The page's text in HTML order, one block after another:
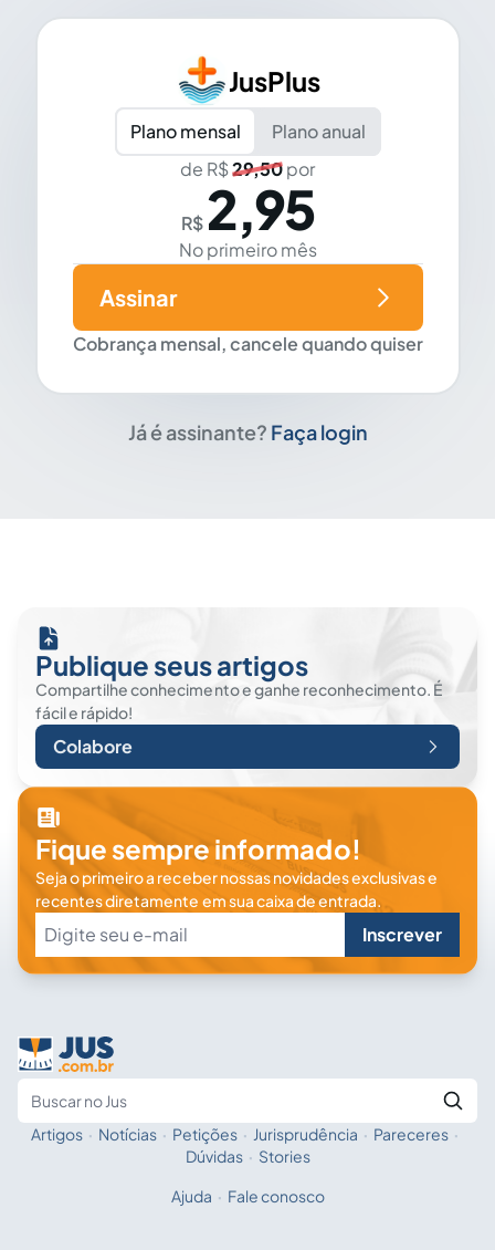
JusPlus
Plano mensal
Plano anual
de R$29,50por
R$ 2,95
No primeiro mês
Cobrança mensal, cancele quando quiser
Assinar
Já é assinante? Faça login
Publique seus artigos
Compartilhe conhecimento e ganhe reconhecimento. É
fácil e rápido!
Colabore
Fique sempre informado!
Seja o primeiro a receber nossas novidades exclusivas e
recentes diretamente em sua caixa de entrada.
Inscrever
Fale com a IA
Artigos · Notícias · Petições · Jurisprudência · Pareceres ·
Dúvidas · Stories
Ajuda · Fale conosco